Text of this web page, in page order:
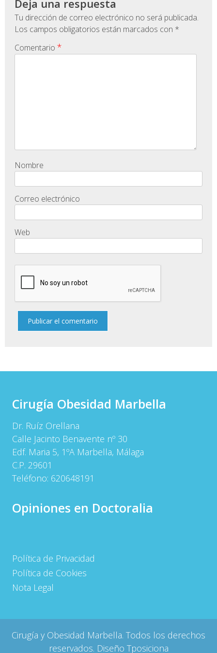
Deja una respuesta
Tu dirección de correo electrónico no será publicada.
Los campos obligatorios están marcados con *
Comentario *
Nombre
Correo electrónico
Web
Cirugía Obesidad Marbella
Dr. Ruíz Orellana
Calle Jacinto Benavente nº 30
Edf. Maria 5, 1ºA Marbella, Málaga
C.P. 29601
Teléfono: 620648191
Opiniones en Doctoralia
Política de Privacidad
Política de Cookies
Nota Legal
Cirugía y Obesidad Marbella. Todos los derechos
reservados. Diseño Tposiciona